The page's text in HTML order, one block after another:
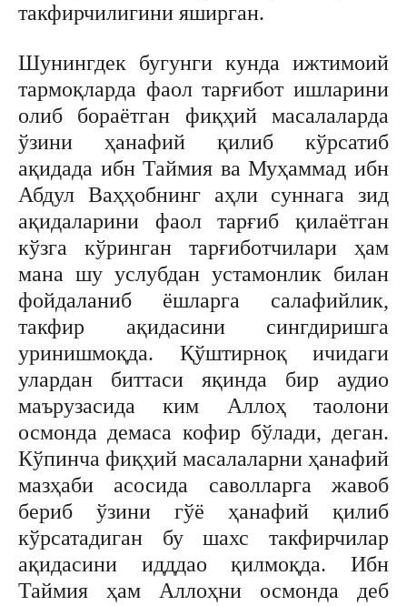
такфирчилигини яширган.
Шунингдек бугунги кунда ижтимоий
тармоқларда фаол тарғибот ишларини
олиб бораётган фиқҳий масалаларда
ўзини ҳанафий қилиб кўрсатиб
ақидада ибн Таймия ва Муҳаммад ибн
Абдул Ваҳҳобнинг аҳли суннага зид
ақидаларини фаол тарғиб қилаётган
кўзга кўринган тарғиботчилари ҳам
мана шу услубдан устамонлик билан
фойдаланиб ёшларга салафийлик,
такфир ақидасини сингдиришга
уринишмоқда. Қўштирноқ ичидаги
улардан биттаси яқинда бир аудио
маърузасида ким Аллоҳ таолони
осмонда демаса кофир бўлади, деган.
Кўпинча фиқҳий масалаларни ҳанафий
мазҳаби асосида саволларга жавоб
бериб ўзини гўё ҳанафий қилиб
кўрсатадиган бу шахс такфирчилар
ақидасини идддао қилмоқда. Ибн
Таймия ҳам Аллоҳни осмонда деб